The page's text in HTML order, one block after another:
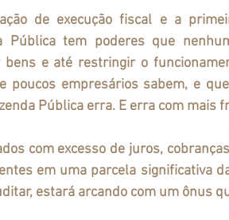
de execução fiscal e a
Pública tem poderes que
bens e até restringir o
poucos empresários sabem, e
Pública erra. E erra com mais
com excesso de juros,
em uma parcela significativa
estará arcando com um ônus